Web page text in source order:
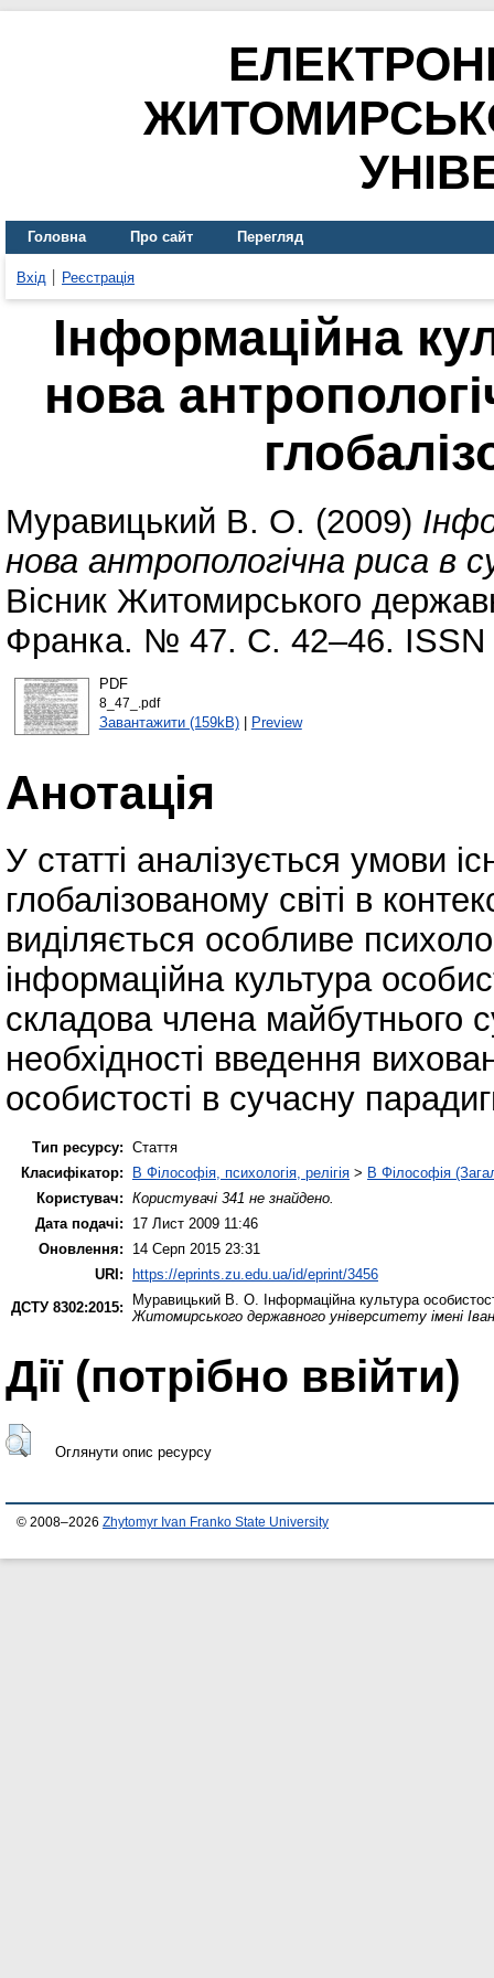
Головна Про сайт Перегляд
Вхід Реєстрація
Інформаційна
нова
Муравицький В. О. (2009)
нова антропологічна риса в
Вісник Житомирського
Франка. № 47. С. 42–46. ISSN
PDF
8_47_.pdf
Завантажити (159kB)| Preview
Анотація
У статті аналізується умови
глобалізованому світі в
виділяється особливе
інформаційна культура
складова члена майбутнього
необхідності введення
особистості в сучасну
Тип ресурсу: Стаття
Класифікатор:
B Філософія, психологія, релігія > B Філософія
Користувач: Користувачі 341 не знайдено.
Дата подачі:
17 Лист 2009 11:46
Оновлення:
14 Серп 2015 23:31
URI: https://eprints.zu.edu.ua/id/eprint/3456
ДСТУ 8302:2015:
Муравицький В. О. Інформаційна культура
Житомирського державного університету імені
Дії ​​(потрібно ввійти)
Оглянути опис ресурсу
© 2008–2026 Zhytomyr Ivan Franko State University